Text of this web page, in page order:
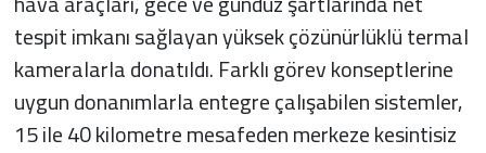
tespit imkanı sağlayan yüksek çözünürlüklü termal
kameralarla donatıldı. Farklı görev konseptlerine
uygun donanımlarla entegre çalışabilen sistemler,
15 ile 40 kilometre mesafeden merkeze kesintisiz